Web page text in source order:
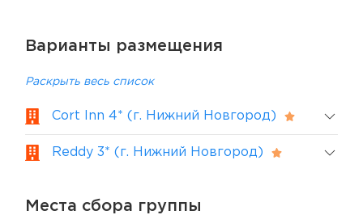
Варианты размещения
Раскрыть весь список
Cort Inn 4* (г. Нижний Новгород)
Reddy 3* (г. Нижний Новгород)
Места сбора группы